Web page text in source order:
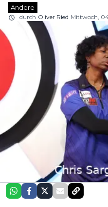
Andere
durch Oliver Ried Mittwoch,